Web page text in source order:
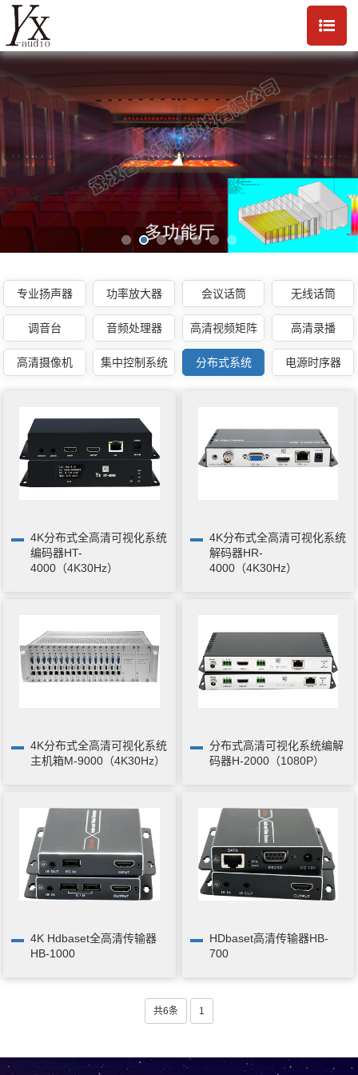
专业扬声器 功率放大器 会议话筒 无线话筒
调音台 音频处理器 高清视频矩阵 高清录播
高清摄像机 集中控制系统 分布式系统 电源时序器
4K分布式全高清可视化系统
编码器HT-
4000（4K30Hz）
4K分布式全高清可视化系统
解码器HR-
4000（4K30Hz）
4K分布式全高清可视化系统
主机箱M-9000（4K30Hz）
分布式高清可视化系统编解
码器H-2000（1080P）
4K Hdbaset全高清传输器
HB-1000
HDbaset高清传输器HB-
700
共6条 1